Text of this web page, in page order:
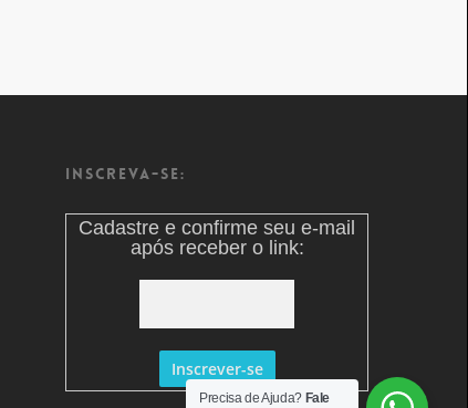
Inscreva-se:
Cadastre e confirme seu e-mail
após receber o link:
Precisa de Ajuda? Fale